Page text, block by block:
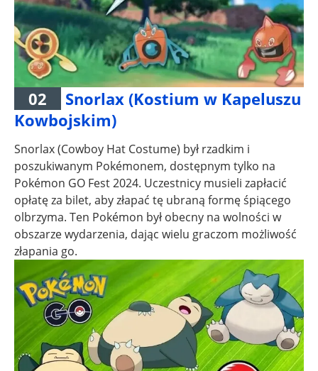
02
Snorlax (Kostium w Kapeluszu
Kowbojskim)
Snorlax (Cowboy Hat Costume) był rzadkim i
poszukiwanym Pokémonem, dostępnym tylko na
Pokémon GO Fest 2024. Uczestnicy musieli zapłacić
opłatę za bilet, aby złapać tę ubraną formę śpiącego
olbrzyma. Ten Pokémon był obecny na wolności w
obszarze wydarzenia, dając wielu graczom możliwość
złapania go.